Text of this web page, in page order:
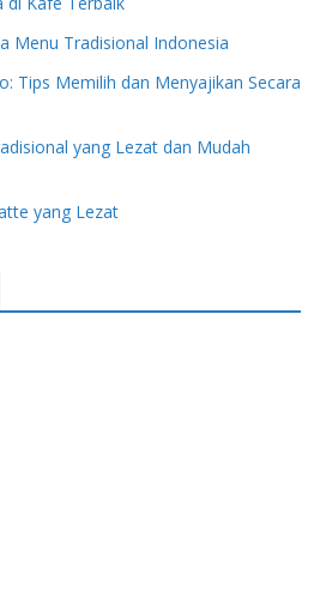
Menu Tradisional Indonesia
Tips Memilih dan Menyajikan Secara
yang Lezat dan Mudah
yang Lezat